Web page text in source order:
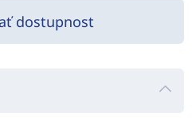
dostupnost